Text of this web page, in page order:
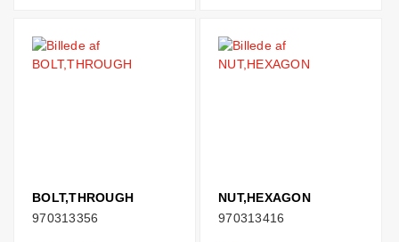
BOLT,THROUGH
970313356
NUT,HEXAGON
970313416